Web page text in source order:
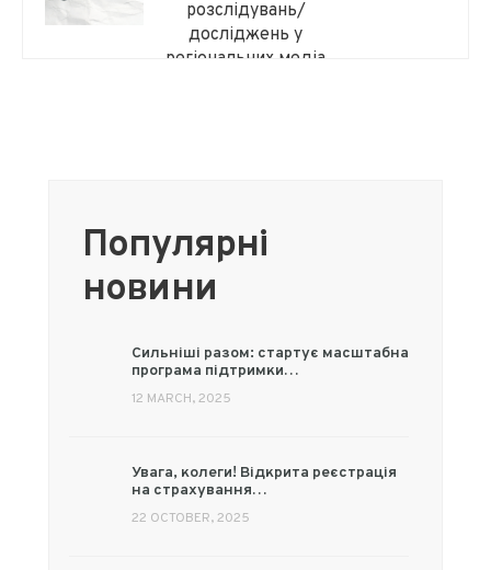
розслідувань/
досліджень у
регіональних медіа
Популярні
новини
Сильніші разом: стартує масштабна
програма підтримки…
12 MARCH, 2025
Увага, колеги! Відкрита реєстрація
на страхування…
22 OCTOBER, 2025